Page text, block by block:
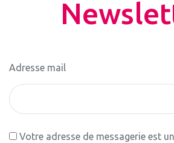
Adresse mail
Votre adresse de messagerie est